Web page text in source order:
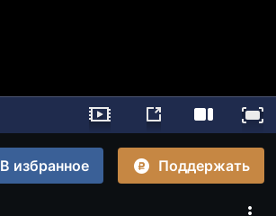
В избранное
Поддержать